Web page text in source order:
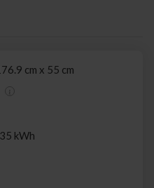
cm x 55 cm
kWh